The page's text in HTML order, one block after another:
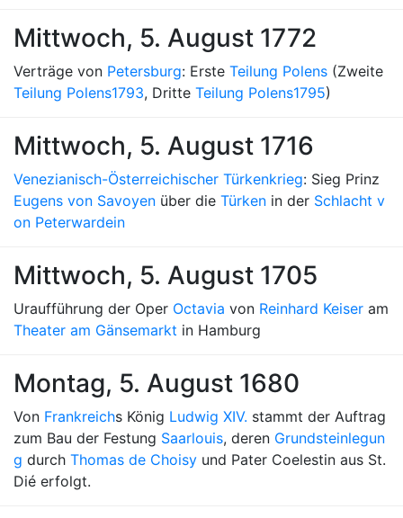
Mittwoch, 5. August 1772
Verträge von Petersburg: Erste Teilung Polens (Zweite
Teilung Polens1793, Dritte Teilung Polens1795)
Mittwoch, 5. August 1716
Venezianisch-Österreichischer Türkenkrieg: Sieg Prinz
Eugens von Savoyen über die Türken in der Schlacht v
on Peterwardein
Mittwoch, 5. August 1705
Uraufführung der Oper Octavia von Reinhard Keiser am
Theater am Gänsemarkt in Hamburg
Montag, 5. August 1680
Von Frankreichs König Ludwig XIV. stammt der Auftrag
zum Bau der Festung Saarlouis, deren Grundsteinlegun
g durch Thomas de Choisy und Pater Coelestin aus St.
Dié erfolgt.